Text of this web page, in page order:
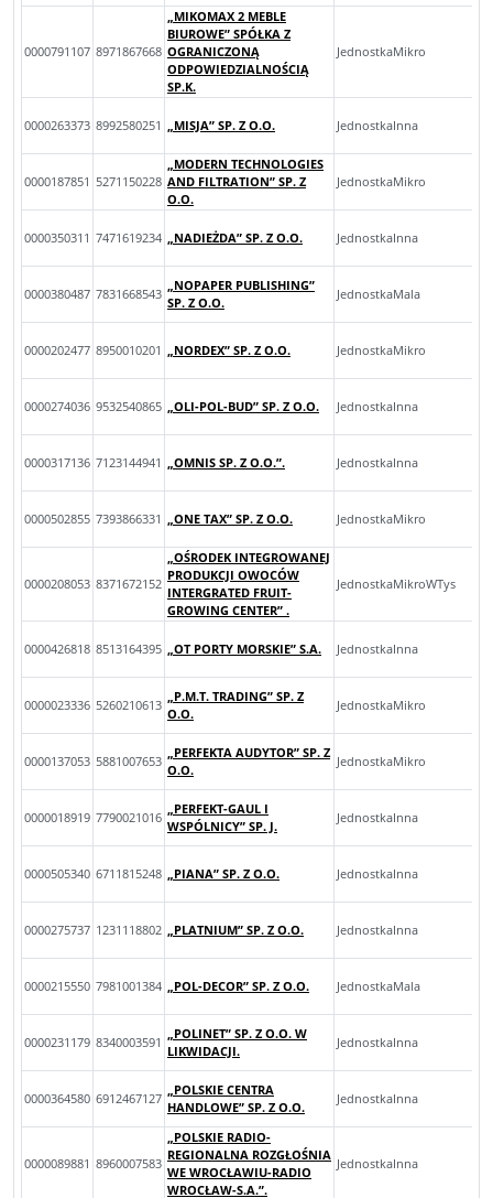
0000791107 8971867668
„MIKOMAX 2 MEBLE
BIUROWE” SPÓŁKA Z
OGRANICZONĄ
ODPOWIEDZIALNOŚCIĄ
SP.K.
JednostkaMikro
0000263373 8992580251 „MISJA” SP. Z O.O. JednostkaInna
0000187851 5271150228
„MODERN TECHNOLOGIES
AND FILTRATION” SP. Z
O.O.
JednostkaMikro
0000350311 7471619234 „NADIEŻDA” SP. Z O.O. JednostkaInna
0000380487 7831668543
„NOPAPER PUBLISHING”
SP. Z O.O.
JednostkaMala
0000202477 8950010201 „NORDEX” SP. Z O.O. JednostkaMikro
0000274036 9532540865 „OLI-POL-BUD” SP. Z O.O. JednostkaInna
0000317136 7123144941 „OMNIS SP. Z O.O.”. JednostkaInna
0000502855 7393866331 „ONE TAX” SP. Z O.O. JednostkaMikro
0000208053 8371672152
„OŚRODEK INTEGROWANEJ
PRODUKCJI OWOCÓW
INTERGRATED FRUIT-
GROWING CENTER” .
JednostkaMikroWTys
0000426818 8513164395 „OT PORTY MORSKIE” S.A. JednostkaInna
0000023336 5260210613
„P.M.T. TRADING” SP. Z
O.O.
JednostkaMikro
0000137053 5881007653
„PERFEKTA AUDYTOR” SP. Z
O.O.
JednostkaMikro
0000018919 7790021016
„PERFEKT-GAUL I
WSPÓLNICY” SP. J.
JednostkaInna
0000505340 6711815248 „PIANA” SP. Z O.O. JednostkaInna
0000275737 1231118802 „PLATNIUM” SP. Z O.O. JednostkaInna
0000215550 7981001384 „POL-DECOR” SP. Z O.O. JednostkaMala
0000231179 8340003591
„POLINET” SP. Z O.O. W
LIKWIDACJI.
JednostkaInna
0000364580 6912467127
„POLSKIE CENTRA
HANDLOWE” SP. Z O.O.
JednostkaInna
0000089881 8960007583
„POLSKIE RADIO-
REGIONALNA ROZGŁOŚNIA
WE WROCŁAWIU-RADIO
WROCŁAW-S.A.”.
JednostkaInna